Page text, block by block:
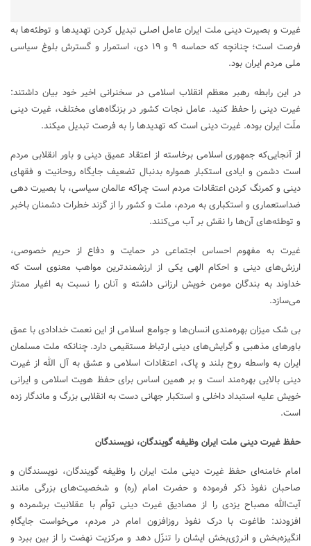
غیرت و بصیرت دینی ملت ایران عامل اصلی تبدیل کردن تهدید‌ها و توطئه‌ها به
فرصت است؛ چنانچه که حماسه ۹ و ۱۹ دی، استمرار و گسترش بلوغ سیاسى
ملی مردم ایران بود.
در این رابطه رهبر معظم انقلاب اسلامی در سخنرانی اخیر خود بیان داشتند:
غیرت دینی را حفظ کنید. عامل نجات کشور در بزنگاه‌های مختلف، غیرت دینی
ملّت ایران بوده. غیرت دینی است که تهدید‌ها را به فرصت تبدیل میکند.
از آنجایی‌که جمهوری اسلامی برخاسته از اعتقاد عمیق دینی و باور انقلابی مردم
است دشمن و ایادی استکبار همواره بدنبال تضعیف جایگاه روحانیت و فقهای
دینی و کمرنگ کردن اعتقادات مردم است چراکه عالمان سیاسی، با بصیرت دهی
ضداستعماری و استکباری به مردم، ملت و کشور را از گزند خطرات دشمنان باخبر
و توطئه‌های آن‌ها را نقش بر آب می‌کنند.
غیرت به مفهوم احساس اجتماعی در حمایت و دفاع از حریم خصوصی،
ارزش‌های دینی و احکام الهی یکی از ارزشمند‌ترین مواهب معنوی است که
خداوند به بندگان مومن خویش ارزانی داشته و آنان را نسبت به اغیار ممتاز
می‌سازد.
بی شک میزان بهره‌مندی انسان‌ها و جوامع اسلامی از این نعمت خدادادی با عمق
باور‌های مذهبی و گرایش‌های دینی ارتباط مستقیمی دارد. چنانکه ملت مسلمان
ایران به واسطه روح بلند و پاک، اعتقادات اسلامی و عشق به آل الله از غیرت
دینی بالایی بهره‌مند است و بر همین اساس برای حفظ هویت اسلامی و ایرانی
خویش علیه استبداد داخلی و استکبار جهانی دست به انقلابی بزرگ و ماندگار زده
است.
حفظ غیرت دینی ملت ایران وظیفه گویندگان، نویسندگان
امام خامنه‌ای حفظ غیرت دینی ملت ایران را وظیفه گویندگان، نویسندگان و
صاحبان نفوذ ذکر فرموده و حضرت امام (ره) و شخصیت‌های بزرگی مانند
آیت‌الله مصباح یزدی را از مصادیق غیرت دینی توأم با عقلانیت برشمرده و
افزودند: طاغوت با درک نفوذ روزافزون امام در مردم، می‌خواست جایگاهِ
انگیزه‌بخش و انرژی‌بخش ایشان را تنزّل دهد و مرکزیت نهضت را از بین ببرد و